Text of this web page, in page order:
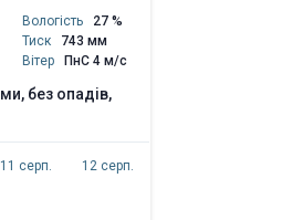
Вологість
27 %
Тиск
743 мм
Вітер
ПнС 4 м/с
11 серп. 12 серп.